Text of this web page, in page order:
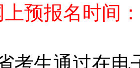
报名时间：
生通过在电